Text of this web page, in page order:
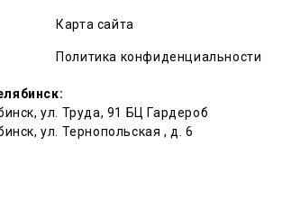
Карта сайта
Политика конфиденциальности
ул. Труда, 91 БЦ Гардероб
ул. Тернопольская , д. 6